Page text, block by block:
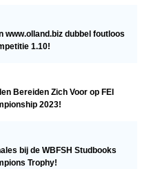
www.olland.biz dubbel foutloos
1.10!
Bereiden Zich Voor op FEI
2023!
bij de WBFSH Studbooks
Trophy!